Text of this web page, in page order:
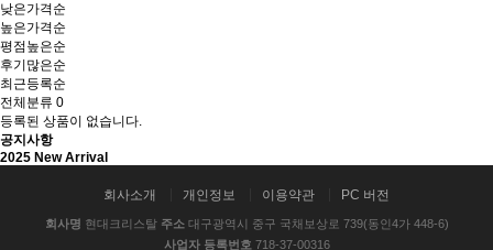
낮은가격순
높은가격순
평점높은순
후기많은순
최근등록순
전체분류 0
등록된 상품이 없습니다.
공지사항
2025 New Arrival
회사소개 개인정보 이용약관 PC 버전
회사명 현대크리스탈 주소대구광역시 중구 국채보상로 739(동인4가 448-6)
사업자 등록번호 718-37-00316